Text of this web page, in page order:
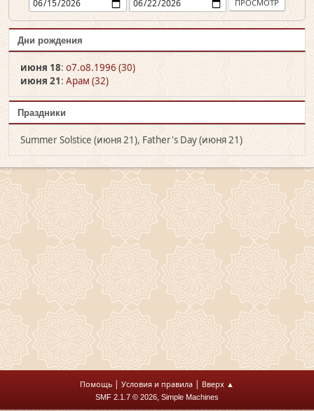
Дни рождения
июня 18: o7.o8.1996 (30)
июня 21: Арам (32)
Праздники
Summer Solstice (июня 21), Father's Day (июня 21)
Помощь | Условия и правила | Вверх ▲
SMF 2.1.7 © 2026, Simple Machines